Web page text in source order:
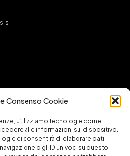
Consenso Cookie
utilizziamo tecnologie come i
alle informazioni sul dispositivo.
ci consentirà di elaborare dati
o gli ID univoci su questo